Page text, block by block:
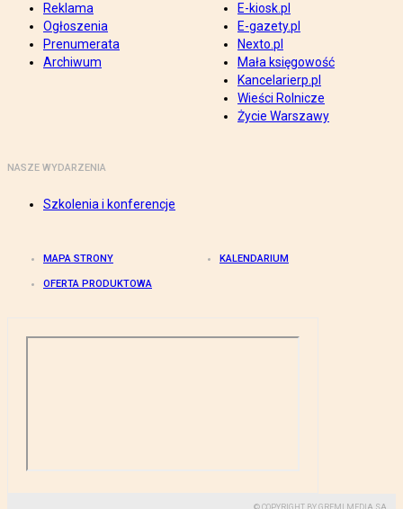
Reklama
Ogłoszenia
Prenumerata
Archiwum
E-kiosk.pl
E-gazety.pl
Nexto.pl
Mała księgowość
Kancelarierp.pl
Wieści Rolnicze
Życie Warszawy
NASZE WYDARZENIA
Szkolenia i konferencje
MAPA STRONY KALENDARIUM
OFERTA PRODUKTOWA